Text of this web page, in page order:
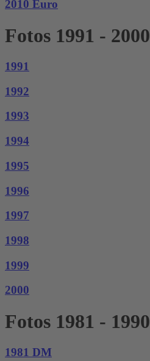
2010 Euro
Fotos 1991 - 2000
1991
1992
1993
1994
1995
1996
1997
1998
1999
2000
Fotos 1981 - 1990
1981 DM